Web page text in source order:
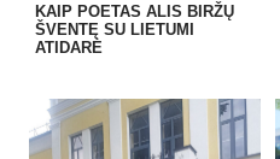
KAIP POETAS ALIS BIRŽŲ
ŠVENTĘ SU LIETUMI
ATIDARĖ